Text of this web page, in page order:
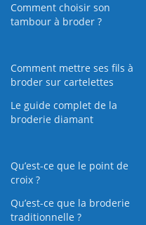
Comment choisir son
tambour à broder ?
Comment mettre ses fils à
broder sur cartelettes
Le guide complet de la
broderie diamant
Qu’est-ce que le point de
croix ?
Qu’est-ce que la broderie
traditionnelle ?